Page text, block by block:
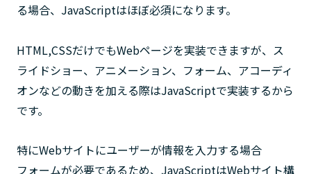
る場合、JavaScriptはほぼ必須になります。
HTML,CSSだけでもWebページを実装できますが、ス
ライドショー、アニメーション、フォーム、アコーディ
オンなどの動きを加える際はJavaScriptで実装するから
です。
特にWebサイトにユーザーが情報を入力する場合
フォームが必要であるため、JavaScriptはWebサイト構